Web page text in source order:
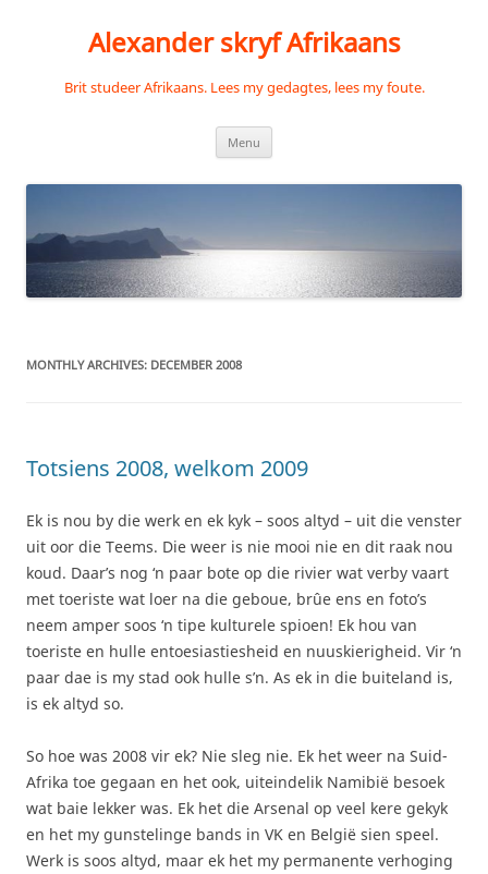
Alexander skryf Afrikaans
Brit studeer Afrikaans. Lees my gedagtes, lees my foute.
Menu
MONTHLY ARCHIVES: DECEMBER 2008
Totsiens 2008, welkom 2009
Ek is nou by die werk en ek kyk – soos altyd – uit die venster
uit oor die Teems. Die weer is nie mooi nie en dit raak nou
koud. Daar’s nog ‘n paar bote op die rivier wat verby vaart
met toeriste wat loer na die geboue, brûe ens en foto’s
neem amper soos ‘n tipe kulturele spioen! Ek hou van
toeriste en hulle entoesiastiesheid en nuuskierigheid. Vir ‘n
paar dae is my stad ook hulle s’n. As ek in die buiteland is,
is ek altyd so.
So hoe was 2008 vir ek? Nie sleg nie. Ek het weer na Suid-
Afrika toe gegaan en het ook, uiteindelik Namibië besoek
wat baie lekker was. Ek het die Arsenal op veel kere gekyk
en het my gunstelinge bands in VK en België sien speel.
Werk is soos altyd, maar ek het my permanente verhoging